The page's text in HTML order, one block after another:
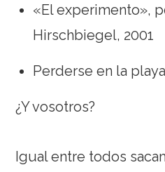
«El experimento»,
Hirschbiegel, 2001
Perderse en la
¿Y vosotros?
Igual entre todos